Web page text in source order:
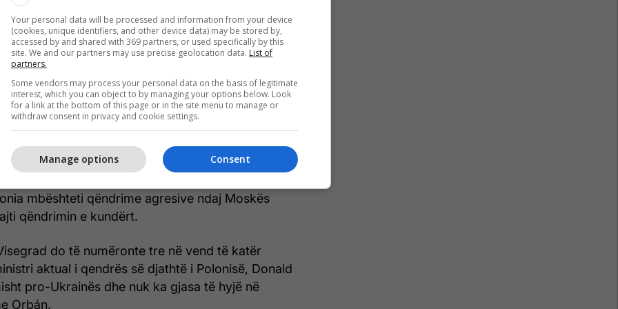
Çekia, Sllovakia dhe Polonia në një kohë kur
e Ligjit dhe Drejtësisë ishte në pushtet në
2015.
polak, Mateusz Morawiecki, udhëhoqi
i madh i aleancës, me grupin “V4” që
pro-familjare, si dhe kufij të fortë të jashtëm për
çdo zhvendosje të detyrueshme të
anëtare.
u nda pas pushtimit të plotë të Ukrainës nga
mbështeti qëndrime agresive ndaj Moskës
qëndrimin e kundërt.
do të numëronte tre në vend të katër
aktual i qendrës së djathtë i Polonisë, Donald
pro-Ukrainës dhe nuk ka gjasa të hyjë në
Orbán.
Your personal data will be processed and information from your device
(cookies, unique identifiers, and other device data) may be stored by,
accessed by and shared with 369 partners, or used specifically by this
site. We and our partners may use precise geolocation data. List of
partners.
Some vendors may process your personal data on the basis of legitimate
interest, which you can object to by managing your options below. Look
for a link at the bottom of this page or in the site menu to manage or
withdraw consent in privacy and cookie settings.
Consent
Manage options